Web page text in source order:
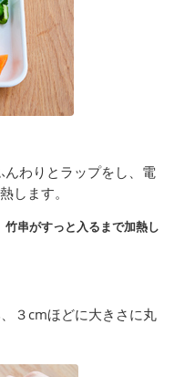
わりとラップをし、電
します。
串がすっと入るまで加熱し
３cmほどに大きさに丸